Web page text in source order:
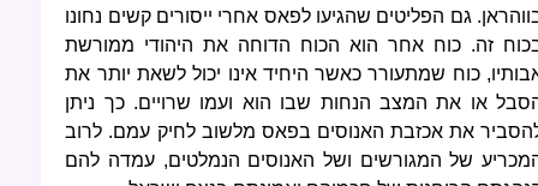
גם הפליטים שהגיעו לפאס אחרי ייסורים קשים נחונו
זה. כוח אחר הוא הכוח הדוחה את היהודי ממורשת
כוח שמתעורר כאשר היחיד אינו יכול לשאת יותר את
או את המצב הנחות שבו הוא ועמו שרויים. כך ניתן
את אכזבת האנוסים בפאס מלשוב לחיק עמם. לרוב
של המגורשים ושל האנוסים הנמלטים, עמדה להם